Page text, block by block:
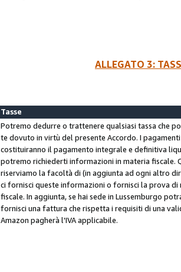
ALLEGATO 3:
Tasse
Potremo dedurre o trattenere qualsiasi tassa che
te dovuto in virtù del presente Accordo. I
costituiranno il pagamento integrale e definitiva
potremo richiederti informazioni in materia fiscale.
riserviamo la facoltà di (in aggiunta ad ogni altro
ci fornisci queste informazioni o fornisci la prova
fiscale. In aggiunta, se hai sede in Lussemburgo
fornisci una fattura che rispetta i requisiti di una
Amazon pagherà l'IVA applicabile.